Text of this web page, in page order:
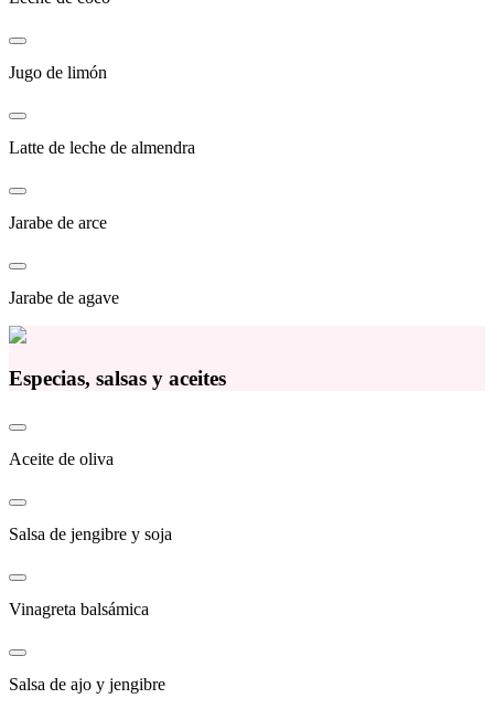
Jugo de limón
Latte de leche de almendra
Jarabe de arce
Jarabe de agave
Especias, salsas y aceites
Aceite de oliva
Salsa de jengibre y soja
Vinagreta balsámica
Salsa de ajo y jengibre